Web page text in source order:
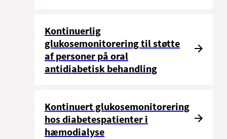
Kontinuerlig
glukosemonitorering til støtte
af personer på oral
antidiabetisk behandling
Kontinuert glukosemonitorering
hos diabetespatienter i
hæmodialyse